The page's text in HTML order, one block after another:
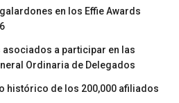
en los Effie Awards
asociados a participar en las
Ordinaria de Delegados
histórico de los 200,000 afiliados